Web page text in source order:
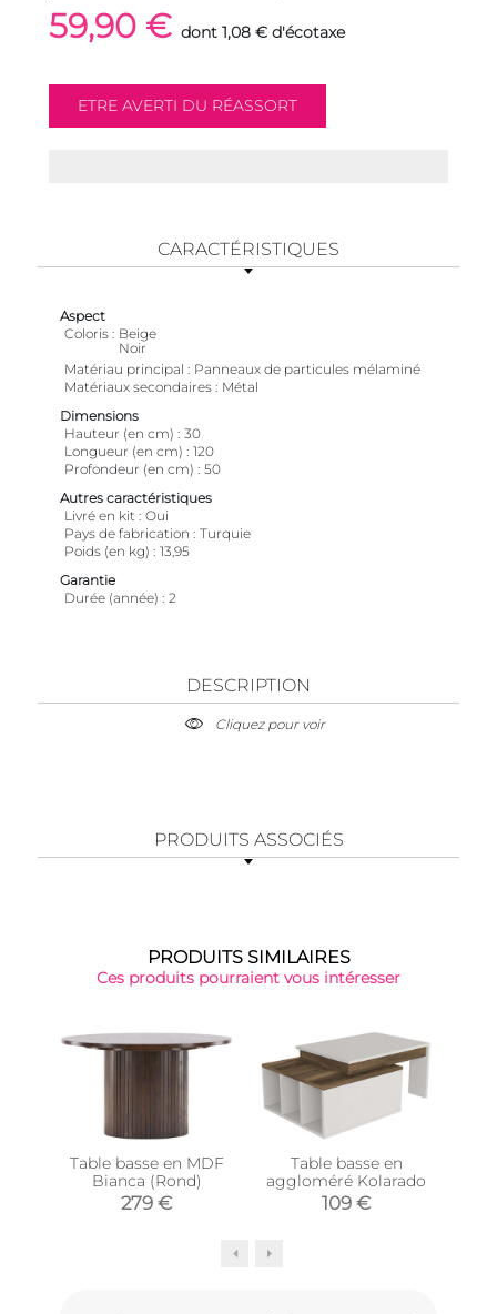
59,90 € dont 1,08 € d'écotaxe
CARACTÉRISTIQUES
Aspect
Coloris
Beige
Noir
Matériau principal
Panneaux de particules mélaminé
Matériaux secondaires
Métal
Dimensions
Hauteur (en cm)
30
Longueur (en cm)
120
Profondeur (en cm)
50
Autres caractéristiques
Livré en kit Oui
Pays de fabrication
Turquie
Poids (en kg)
13,95
Garantie
Durée (année)
2
DESCRIPTION
Cliquez pour voir
PRODUITS ASSOCIÉS
PRODUITS SIMILAIRES
Ces produits pourraient vous intéresser
Table basse en MDF
Bianca (Rond)
279 €
Table basse en
aggloméré Kolarado
109 €